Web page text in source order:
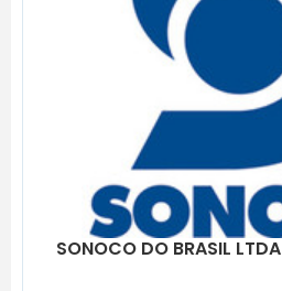
SONOCO DO BRASIL LTDA